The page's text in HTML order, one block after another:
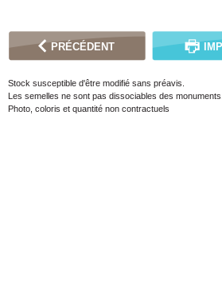
PRÉCÉDENT
Stock susceptible d'être modifié sans préavis.
Les semelles ne sont pas dissociables des monuments.
Photo, coloris et quantité non contractuels